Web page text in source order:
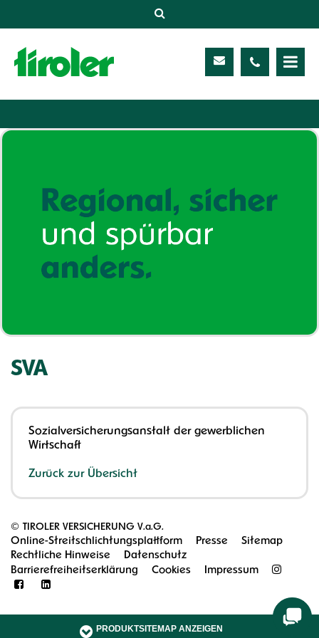
Service
Meine TIROLER
Karriere
SVA
Sozialversicherungsanstalt der gewerblichen
Wirtschaft
Zurück zur Übersicht
© TIROLER VERSICHERUNG V.a.G.
Online-Streitschlichtungsplattform
Presse
Sitemap
Rechtliche Hinweise
Datenschutz
Barrierefreiheitserklärung
Cookies Impressum
PRODUKTSITEMAP ANZEIGEN